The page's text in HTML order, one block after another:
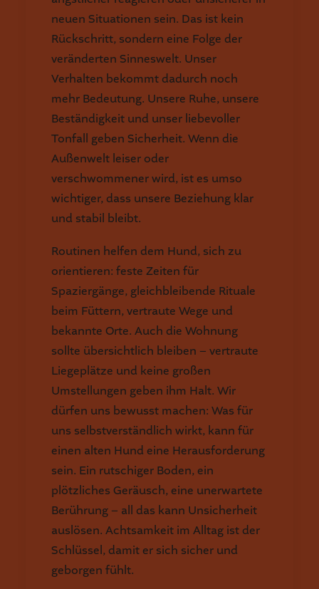
neuen Situationen sein. Das ist kein
Rückschritt, sondern eine Folge der
veränderten Sinneswelt. Unser
Verhalten bekommt dadurch noch
mehr Bedeutung. Unsere Ruhe, unsere
Beständigkeit und unser liebevoller
Tonfall geben Sicherheit. Wenn die
Außenwelt leiser oder
verschwommener wird, ist es umso
wichtiger, dass unsere Beziehung klar
und stabil bleibt.
Routinen helfen dem Hund, sich zu
orientieren: feste Zeiten für
Spaziergänge, gleichbleibende Rituale
beim Füttern, vertraute Wege und
bekannte Orte. Auch die Wohnung
sollte übersichtlich bleiben – vertraute
Liegeplätze und keine großen
Umstellungen geben ihm Halt. Wir
dürfen uns bewusst machen: Was für
uns selbstverständlich wirkt, kann für
einen alten Hund eine Herausforderung
sein. Ein rutschiger Boden, ein
plötzliches Geräusch, eine unerwartete
Berührung – all das kann Unsicherheit
auslösen. Achtsamkeit im Alltag ist der
Schlüssel, damit er sich sicher und
geborgen fühlt.